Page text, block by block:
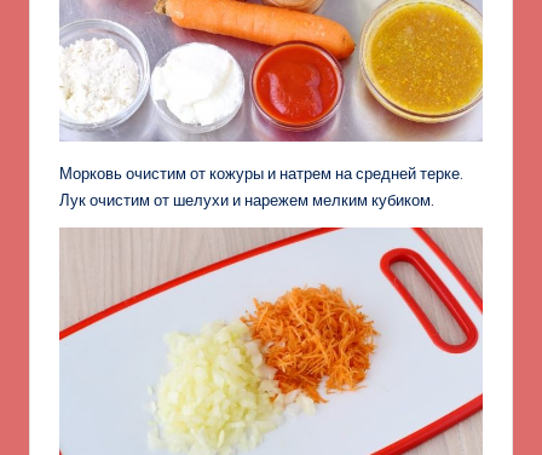
Морковь очистим от кожуры и натрем на средней терке.
Лук очистим от шелухи и нарежем мелким кубиком.